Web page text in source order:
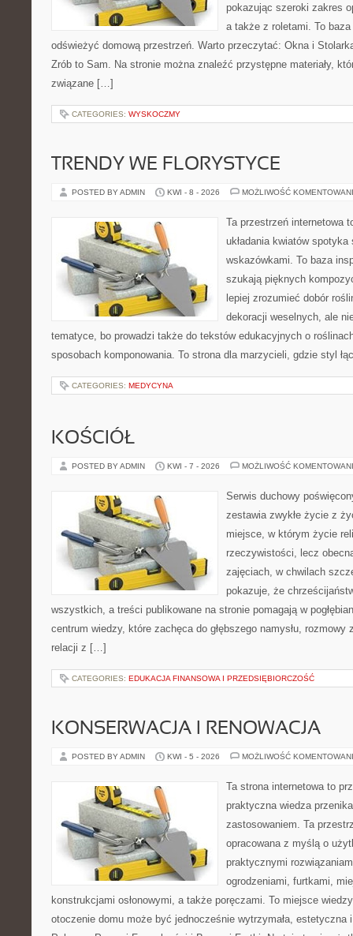
pokazując szeroki zakres
a także z roletami. To
odświeżyć domową przestrzeń. Warto przeczytać: Okna i
Zrób to Sam. Na stronie można znaleźć przystępne materiały,
związane […]
CATEGORIES: WYSKOCZMY
TRENDY WE FLORYSTYCE
POSTED BY ADMIN KWI - 8 - 2026 MOŻLIWOŚĆ
Ta przestrzeń internetowa
układania kwiatów
wskazówkami. To baza
szukają pięknych
lepiej zrozumieć dobór
dekoracji weselnych, ale
tematyce, bo prowadzi także do tekstów edukacyjnych o
sposobach komponowania. To strona dla marzycieli, gdzie styl
CATEGORIES: MEDYCYNA
KOŚCIÓŁ
POSTED BY ADMIN KWI - 7 - 2026 MOŻLIWOŚĆ
Serwis duchowy
zestawia zwykłe życie z
miejsce, w którym życie
rzeczywistości, lecz
zajęciach, w chwilach
pokazuje, że
wszystkich, a treści publikowane na stronie pomagają w
centrum wiedzy, które zachęca do głębszego namysłu, rozmowy
relacji z […]
CATEGORIES: EDUKACJA FINANSOWA I PRZEDSIĘBIORCZOŚĆ
KONSERWACJA I RENOWACJA
POSTED BY ADMIN KWI - 5 - 2026 MOŻLIWOŚĆ
Ta strona internetowa to
praktyczna wiedza
zastosowaniem. Ta
opracowana z myślą o
praktycznymi
ogrodzeniami, furtkami,
konstrukcjami osłonowymi, a także poręczami. To miejsce
otoczenie domu może być jednocześnie wytrzymała, estetyczna